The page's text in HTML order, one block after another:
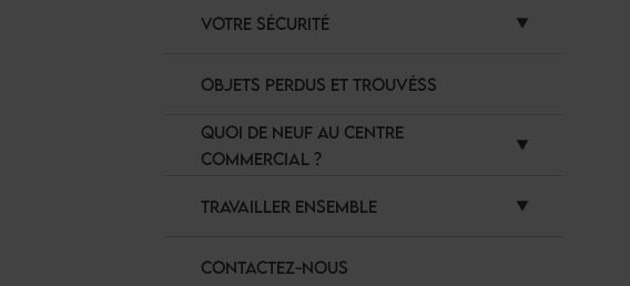
VOTRE SÉCURITÉ
OBJETS PERDUS ET TROUVÉSS
QUOI DE NEUF AU CENTRE
COMMERCIAL ?
TRAVAILLER ENSEMBLE
CONTACTEZ-NOUS